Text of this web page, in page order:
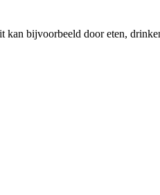
bijvoorbeeld door eten,